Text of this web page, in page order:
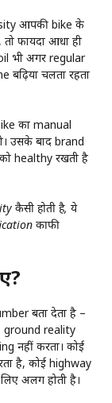
आपकी bike के
फायदा आधा ही
भी अगर regular
बढ़िया चलता रहता
का manual
उसके बाद brand
healthy रखती है
कैसी होती है, ये
काफी
बता देता है –
ground reality
नहीं करता। कोई
है, कोई highway
अलग होती है।